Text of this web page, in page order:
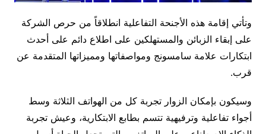
وتأتي إقامة هذه الأجنحة التفاعلية انطلاقاً من حرص الشركة
على إبقاء الزبائن والمستهلكين على اطلاع دائم على أحدث
ابتكارات علامة سامسونج ومواصفاتها ومميزاتها المتقدمة عن
قرب.
وسيكون بإمكان الزوار تجربة كل من الهواتف الثلاثة وسط
أجواء تفاعلية وترفيهية تتسم بطابع الابتكارية، وعيش تجربة